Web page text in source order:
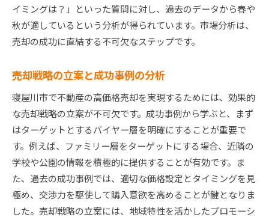
イミングは？」といった質問に対し、過去のデータから春や
秋が適しているという分析が得られています。市場分析は、
売却の成功に直結する不可欠なステップです。
売却戦略の立案と成功事例の分析
寝屋川市で不動産の高価格売却を実現するためには、効果的
な売却戦略の立案が不可欠です。成功事例から学ぶと、まず
はターゲットとするバイヤー層を明確にすることが重要で
す。例えば、ファミリー層をターゲットにする場合、近隣の
学校や公園の情報を積極的に提供することが有効です。ま
た、過去の成功事例では、適切な価格設定とタイミングを見
極め、交渉力を駆使して購入意欲を高めることが鍵となりま
した。売却戦略の立案には、地域特性を活かしたプロモーシ